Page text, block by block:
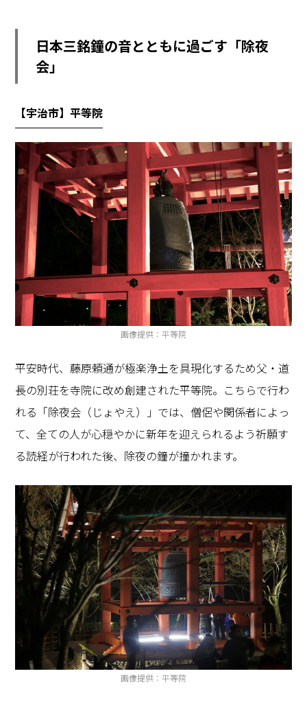
日本三銘鐘の音とともに過ごす「除夜
会」
【宇治市】平等院
画像提供：平等院
平安時代、藤原頼通が極楽浄土を具現化するため父・道
長の別荘を寺院に改め創建された平等院。こちらで行わ
れる「除夜会（じょやえ）」では、僧侶や関係者によっ
て、全ての人が心穏やかに新年を迎えられるよう祈願す
る読経が行われた後、除夜の鐘が撞かれます。
画像提供：平等院